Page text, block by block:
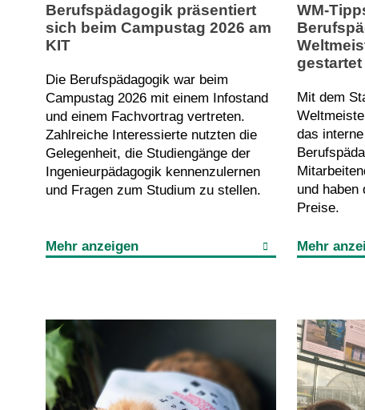
Berufspädagogik präsentiert
sich beim Campustag 2026 am
KIT
Die Berufspädagogik war beim
Campustag 2026 mit einem Infostand
und einem Fachvortrag vertreten.
Zahlreiche Interessierte nutzten die
Gelegenheit, die Studiengänge der
Ingenieurpädagogik kennenzulernen
und Fragen zum Studium zu stellen.
Mehr anzeigen
WM-
gestartet
Mit dem
das
und haben
Preise.
Mehr